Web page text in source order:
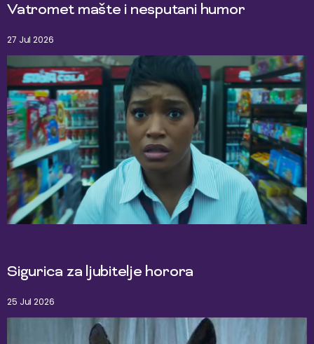
Vatromet mašte i nesputani humor
27 Jul 2026
Sigurica za ljubitelje horora
25 Jul 2026